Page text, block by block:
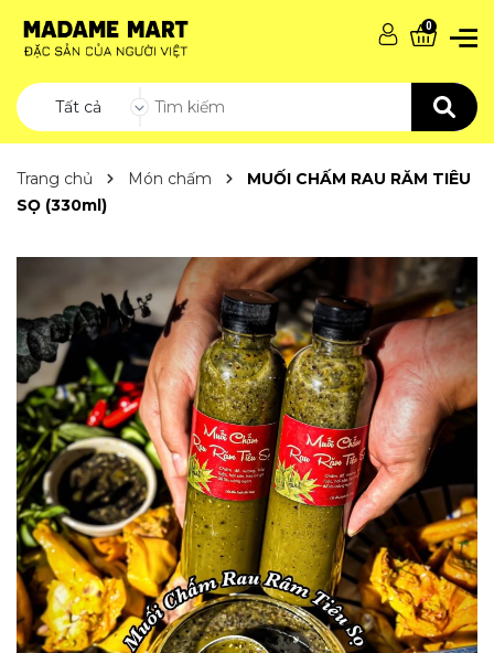
Tất cả
0
Trang chủ Món chấm
MUỐI CHẤM RAU RĂM TIÊU
SỌ (330ml)